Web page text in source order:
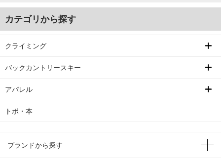
カテゴリから探す
クライミング
バックカントリースキー
アパレル
トポ・本
ブランドから探す